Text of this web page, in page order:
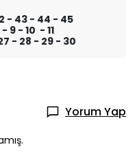
43 - 44 - 45
- 11
- 28 - 29 - 30
Yorum Yap